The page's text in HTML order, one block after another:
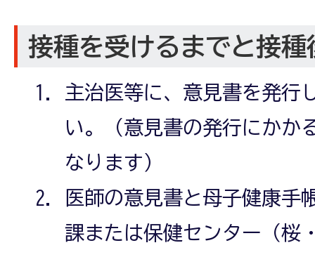
接種を受けるまでと接種
主治医等に、意見書を発行
い。（意見書の発行にかか
なります）
医師の意見書と母子健康手
課または保健センター（桜